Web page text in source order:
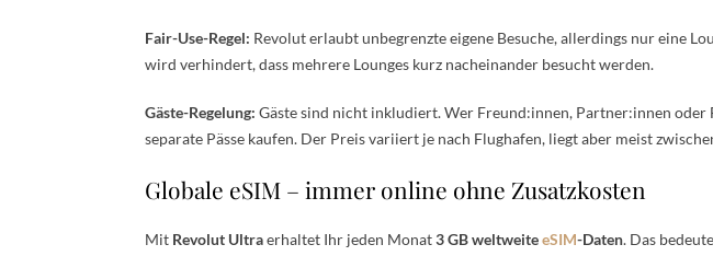
Fair-Use-Regel: Revolut erlaubt unbegrenzte eigene Besuche, allerdings nur eine
wird verhindert, dass mehrere Lounges kurz nacheinander besucht werden.
Gäste-Regelung: Gäste sind nicht inkludiert. Wer Freund:innen, Partner:innen oder
separate Pässe kaufen. Der Preis variiert je nach Flughafen, liegt aber meist
Globale eSIM – immer online ohne Zusatzkosten
Mit Revolut Ultraerhaltet Ihr jeden Monat3 GB weltweiteeSIM-Daten. Das